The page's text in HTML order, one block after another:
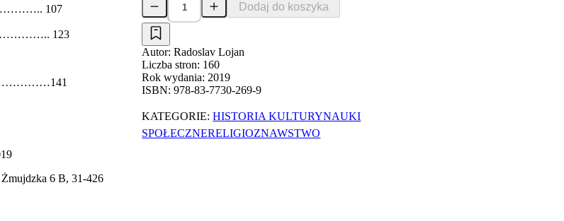
107
123
6 B, 31-426
Dodaj do koszyka
Autor: Radoslav Lojan
Liczba stron: 160
Rok wydania: 2019
ISBN: 978-83-7730-269-9
KATEGORIE: HISTORIA KULTURYNAUKI
SPOŁECZNERELIGIOZNAWSTWO